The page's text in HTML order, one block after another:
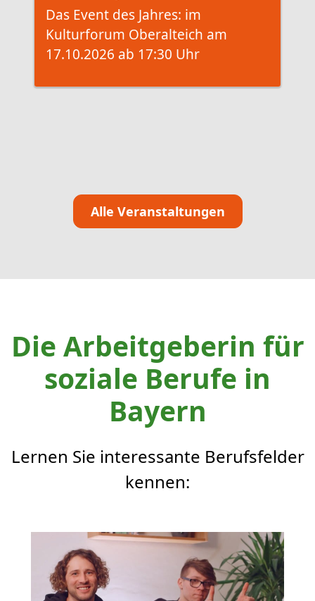
Das Event des Jahres: im
Kulturforum Oberalteich am
17.10.2026 ab 17:30 Uhr
Alle Veranstaltungen
Die Arbeitgeberin für
soziale Berufe in
Bayern
Lernen Sie interessante Berufsfelder
kennen: